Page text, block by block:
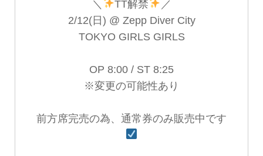
＼ TT解禁
／
2/12(日) @ Zepp Diver City
TOKYO GIRLS GIRLS
OP 8:00 / ST 8:25
※変更の可能性あり
前方席完売の為、通常券のみ販売中です